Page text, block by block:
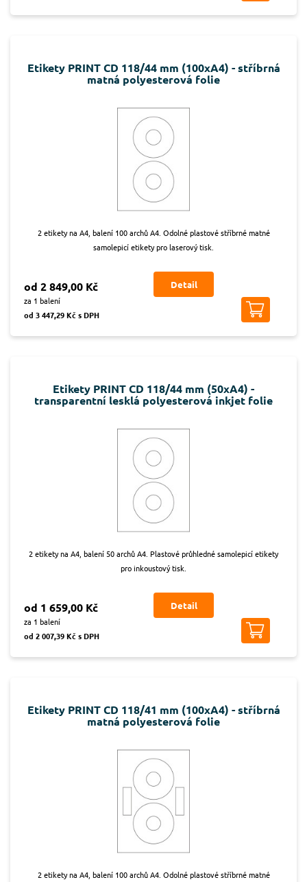
Etikety PRINT CD 118/44 mm (100xA4) - stříbrná
matná polyesterová folie
2 etikety na A4, balení 100 archů A4. Odolné plastové stříbrné matné
samolepicí etikety pro laserový tisk.
od 2 849,00 Kč
za 1 balení
od 3 447,29 Kč s DPH
Detail
Etikety PRINT CD 118/44 mm (50xA4) -
transparentní lesklá polyesterová inkjet folie
2 etikety na A4, balení 50 archů A4. Plastové průhledné samolepicí etikety
pro inkoustový tisk.
od 1 659,00 Kč
za 1 balení
od 2 007,39 Kč s DPH
Detail
Etikety PRINT CD 118/41 mm (100xA4) - stříbrná
matná polyesterová folie
2 etikety na A4, balení 100 archů A4. Odolné plastové stříbrné matné